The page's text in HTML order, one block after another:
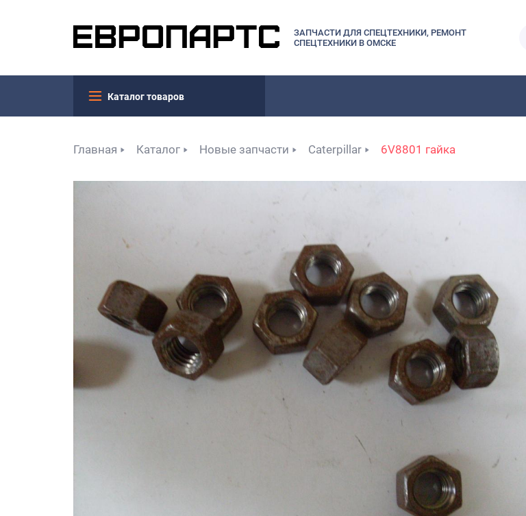
ЗАПЧАСТИ ДЛЯ СПЕЦТЕХНИКИ, РЕМОНТ
СПЕЦТЕХНИКИ В ОМСКЕ
Каталог товаров
Главная Каталог Новые запчасти Caterpillar 6V8801 гайка